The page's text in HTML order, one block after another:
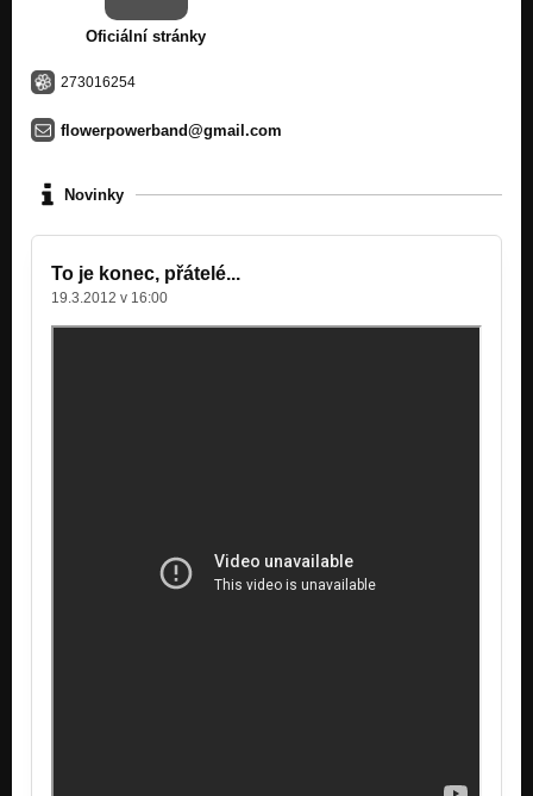
Oficiální stránky
273016254
flowerpowerband@gmail.com
Novinky
To je konec, přátelé...
19.3.2012 v 16:00